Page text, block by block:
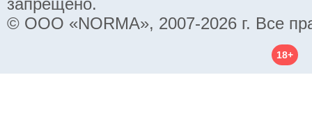
© ООО «NORMA», 2007-2026 г. Все
18+